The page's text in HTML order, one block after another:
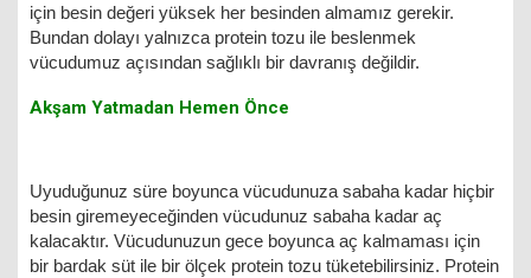
için besin değeri yüksek her besinden almamız gerekir.
Bundan dolayı yalnızca protein tozu ile beslenmek
vücudumuz açısından sağlıklı bir davranış değildir.
Akşam Yatmadan Hemen Önce
Uyuduğunuz süre boyunca vücudunuza sabaha kadar hiçbir
besin giremeyeceğinden vücudunuz sabaha kadar aç
kalacaktır. Vücudunuzun gece boyunca aç kalmaması için
bir bardak süt ile bir ölçek protein tozu tüketebilirsiniz. Protein